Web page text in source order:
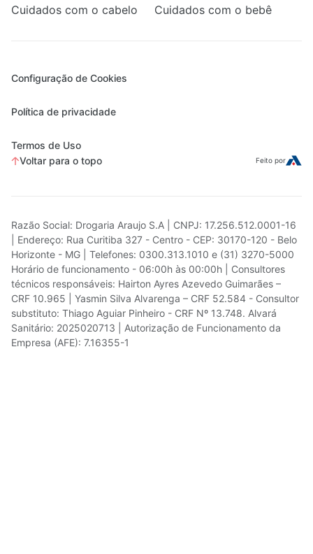
Cuidados com o cabelo Cuidados com o bebê
Configuração de Cookies
Política de privacidade
Termos de Uso
Voltar para o topo
Feito por
Razão Social: Drogaria Araujo S.A | CNPJ: 17.256.512.0001-16
| Endereço: Rua Curitiba 327 - Centro - CEP: 30170-120 - Belo
Horizonte - MG | Telefones: 0300.313.1010 e (31) 3270-5000
Horário de funcionamento - 06:00h às 00:00h | Consultores
técnicos responsáveis: Hairton Ayres Azevedo Guimarães –
CRF 10.965 | Yasmin Silva Alvarenga – CRF 52.584 - Consultor
substituto: Thiago Aguiar Pinheiro - CRF Nº 13.748. Alvará
Sanitário: 2025020713 | Autorização de Funcionamento da
Empresa (AFE): 7.16355-1